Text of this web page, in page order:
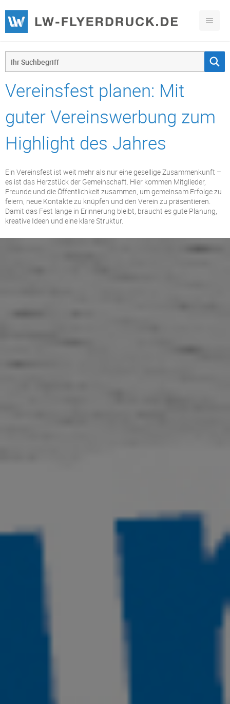
Vereinsfest planen: Mit
guter Vereinswerbung zum
Highlight des Jahres
Ein Vereinsfest ist weit mehr als nur eine gesellige Zusammenkunft –
es ist das Herzstück der Gemeinschaft. Hier kommen Mitglieder,
Freunde und die Öffentlichkeit zusammen, um gemeinsam Erfolge zu
feiern, neue Kontakte zu knüpfen und den Verein zu präsentieren.
Damit das Fest lange in Erinnerung bleibt, braucht es gute Planung,
kreative Ideen und eine klare Struktur.